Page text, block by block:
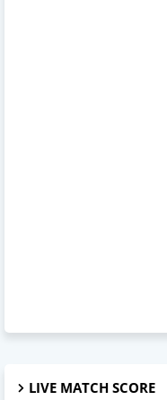
LIVE MATCH SCORE